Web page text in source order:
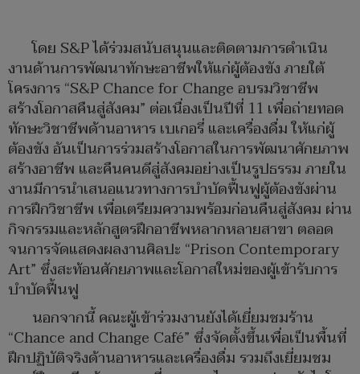
โดย S&P ได้ร่วมสนับสนุนและติดตามการดำเนิน
งานด้านการพัฒนาทักษะอาชีพให้แก่ผู้ต้องขัง ภายใต้
โครงการ “S&P Chance for Change อบรมวิชาชีพ
สร้างโอกาสคืนสู่สังคม” ต่อเนื่องเป็นปีที่ 11 เพื่อถ่ายทอด
ทักษะวิชาชีพด้านอาหาร เบเกอรี่ และเครื่องดื่ม ให้แก่ผู้
ต้องขัง อันเป็นการร่วมสร้างโอกาสในการพัฒนาศักยภาพ
สร้างอาชีพ และคืนคนดีสู่สังคมอย่างเป็นรูปธรรม ภายใน
งานมีการนำเสนอแนวทางการบำบัดฟื้นฟูผู้ต้องขังผ่าน
การฝึกวิชาชีพ เพื่อเตรียมความพร้อมก่อนคืนสู่สังคม ผ่าน
กิจกรรมและหลักสูตรฝึกอาชีพหลากหลายสาขา ตลอด
จนการจัดแสดงผลงานศิลปะ “Prison Contemporary
Art” ซึ่งสะท้อนศักยภาพและโอกาสใหม่ของผู้เข้ารับการ
บำบัดฟื้นฟู
นอกจากนี้ คณะผู้เข้าร่วมงานยังได้เยี่ยมชมร้าน
“Chance and Change Café” ซึ่งจัดตั้งขึ้นเพื่อเป็นพื้นที่
ฝึกปฏิบัติจริงด้านอาหารและเครื่องดื่ม รวมถึงเยี่ยมชม